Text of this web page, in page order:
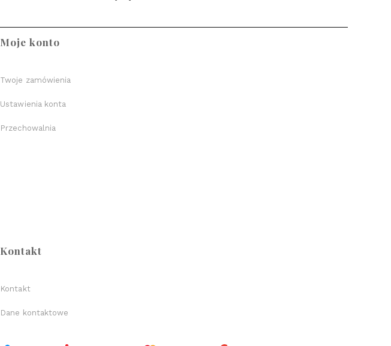
Moje konto
Twoje zamówienia
Ustawienia konta
Przechowalnia
Kontakt
Kontakt
Dane kontaktowe